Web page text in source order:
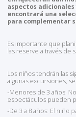
aspectos
encontrará una
para complementar
Es importante que
las reserve a través de
Los niños tendrán las
algunas excursiones,
-Menores de 3 años:
espectáculos pueden
-De 3 a 8 años: El niño